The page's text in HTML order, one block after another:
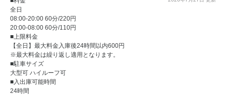
全日
08:00-20:00 60分/220円
20:00-08:00 60分/110円
■上限料金
【全日】最大料金入庫後24時間以内600円
※最大料金は繰り返し適用となります。
■駐車サイズ
大型可 ハイルーフ可
■入出庫可能時間
24時間